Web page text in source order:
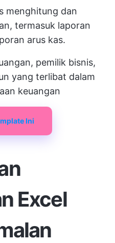
menghitung dan
termasuk laporan
arus kas.
pemilik bisnis,
yang terlibat dalam
keuangan
Ini
Excel